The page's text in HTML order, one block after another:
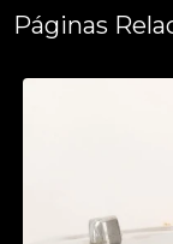
Páginas